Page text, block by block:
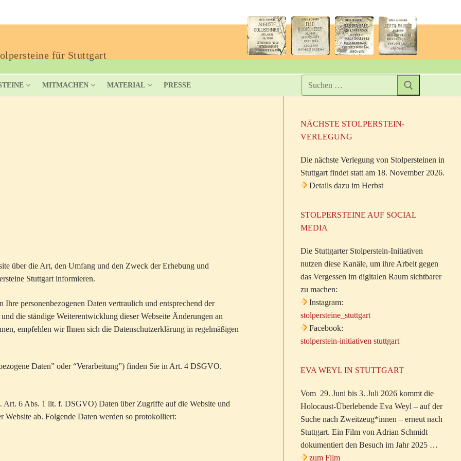
für Stuttgart
MITMACHEN MATERIAL PRESSE
über die Art, den Umfang und den Zweck der Erhebung und
Stuttgart informieren.
personenbezogenen Daten vertraulich und entsprechend der
die ständige Weiterentwicklung dieser Webseite Änderungen an
empfehlen wir Ihnen sich die Datenschutzerklärung in regelmäßigen
Daten” oder “Verarbeitung”) finden Sie in Art. 4 DSGVO.
Art. 6 Abs. 1 lit. f. DSGVO) Daten über Zugriffe auf die Website und
Website ab. Folgende Daten werden so protokolliert:
NÄCHSTE STOLPERSTEIN-
VERLEGUNG
Die nächste Verlegung von Stolpersteinen in
Stuttgart findet statt am 18. November 2026.
Details dazu im Herbst
STOLPERSTEINE AUF SOCIAL
MEDIA
Die Stuttgarter Stolperstein-Initiativen
nutzen diese Kanäle, um ihre Arbeit gegen
das Vergessen im digitalen Raum sichtbarer
zu machen:
Instagram:
stolpersteine_stuttgart
Facebook:
stolperstein-initiativen stuttgart
EVA WEYL IN STUTTGART
Vom 29. Juni bis 3. Juli 2026 kommt die
Holocaust-Überlebende Eva Weyl – auf der
Suche nach Zweitzeug*innen – erneut nach
Stuttgart. Ein Film von Adrian Schmidt
dokumentiert den Besuch im Jahr 2025 …
zum Film